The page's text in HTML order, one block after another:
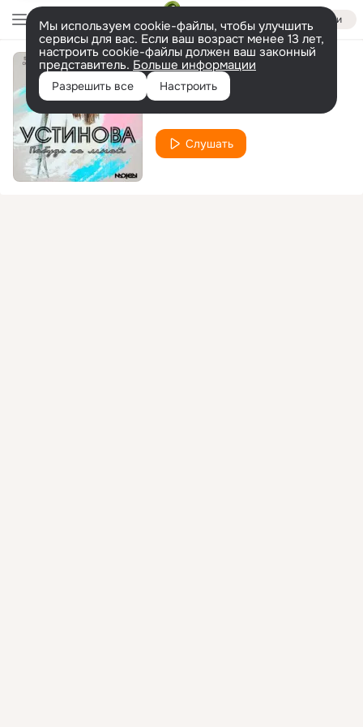
Войти
Мы используем cookie-файлы, чтобы улучшить
сервисы для вас. Если ваш возраст менее 13 лет,
настроить cookie-файлы должен ваш законный
представитель. Больше информации
Разрешить все Настроить
Она не одна
Слушать